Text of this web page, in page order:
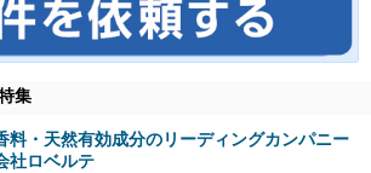
集
料・天然有効成分のリーディングカンパニー
社ロベルテ